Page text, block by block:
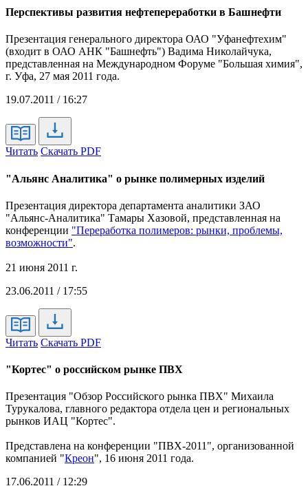
Перспективы развития нефтепереработки в Башнефти
Презентация генерального директора ОАО "Уфанефтехим"
(входит в ОАО АНК "Башнефть") Вадима Николайчука,
представленная на Международном Форуме "Большая химия",
г. Уфа, 27 мая 2011 года.
19.07.2011 / 16:27
Читать Скачать PDF
"Альянс Аналитика" о рынке полимерных изделий
Презентация директора департамента аналитики ЗАО
"Альянс-Аналитика" Тамары Хазовой, представленная на
конференции "Переработка полимеров: рынки, проблемы,
возможности".
21 июня 2011 г.
23.06.2011 / 17:55
Читать Скачать PDF
"Кортес" о российском рынке ПВХ
Презентация "Обзор Российского рынка ПВХ" Михаила
Турукалова, главного редактора отдела цен и региональных
рынков ИАЦ "Кортес".
Представлена на конференции "ПВХ-2011", организованной
компанией "Креон", 16 июня 2011 года.
17.06.2011 / 12:29